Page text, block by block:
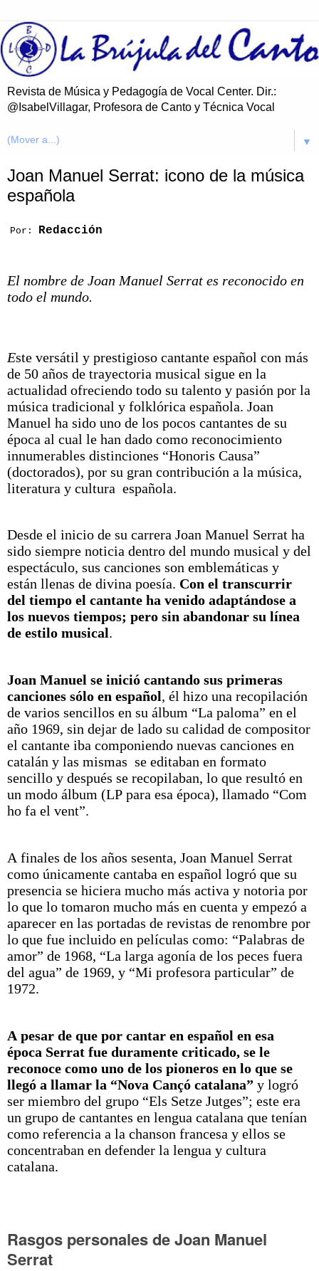
Revista de Música y Pedagogía de Vocal Center. Dir.:
@IsabelVillagar, Profesora de Canto y Técnica Vocal
▼
Joan Manuel Serrat: icono de la música
española
Por: Redacción
El nombre de Joan Manuel Serrat es reconocido en
todo el mundo.
Este versátil y prestigioso cantante español con más
de 50 años de trayectoria musical sigue en la
actualidad ofreciendo todo su talento y pasión por la
música tradicional y folklórica española. Joan
Manuel ha sido uno de los pocos cantantes de su
época al cual le han dado como reconocimiento
innumerables distinciones “Honoris Causa”
(doctorados), por su gran contribución a la música,
literatura y cultura española.
Desde el inicio de su carrera Joan Manuel Serrat ha
sido siempre noticia dentro del mundo musical y del
espectáculo, sus canciones son emblemáticas y
están llenas de divina poesía. Con el transcurrir
del tiempo el cantante ha venido adaptándose a
los nuevos tiempos; pero sin abandonar su línea
de estilo musical.
Joan Manuel se inició cantando sus primeras
canciones sólo en español, él hizo una recopilación
de varios sencillos en su álbum “La paloma” en el
año 1969, sin dejar de lado su calidad de compositor
el cantante iba componiendo nuevas canciones en
catalán y las mismas se editaban en formato
sencillo y después se recopilaban, lo que resultó en
un modo álbum (LP para esa época), llamado “Com
ho fa el vent”.
A finales de los años sesenta, Joan Manuel Serrat
como únicamente cantaba en español logró que su
presencia se hiciera mucho más activa y notoria por
lo que lo tomaron mucho más en cuenta y empezó a
aparecer en las portadas de revistas de renombre por
lo que fue incluido en películas como: “Palabras de
amor” de 1968, “La larga agonía de los peces fuera
del agua” de 1969, y “Mi profesora particular” de
1972.
A pesar de que por cantar en español en esa
época Serrat fue duramente criticado, se le
reconoce como uno de los pioneros en lo que se
llegó a llamar la “Nova Cançó catalana” y logró
ser miembro del grupo “Els Setze Jutges”; este era
un grupo de cantantes en lengua catalana que tenían
como referencia a la chanson francesa y ellos se
concentraban en defender la lengua y cultura
catalana.
Rasgos personales de Joan Manuel
Serrat